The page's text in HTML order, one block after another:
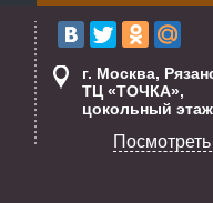
г. Москва,
ТЦ «ТОЧКА»,
цокольный этаж